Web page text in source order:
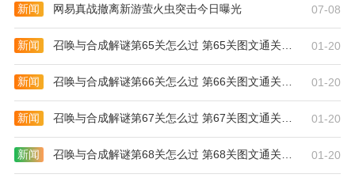
新闻 网易真战撤离新游萤火虫突击今日曝光 07-08
新闻 召唤与合成解谜第65关怎么过 第65关图文通关攻略 01-20
新闻 召唤与合成解谜第66关怎么过 第66关图文通关攻略 01-20
新闻 召唤与合成解谜第67关怎么过 第67关图文通关攻略 01-20
新闻 召唤与合成解谜第68关怎么过 第68关图文通关攻略 01-20